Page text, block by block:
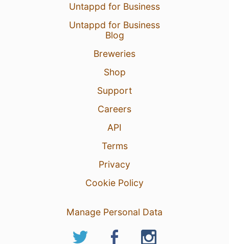
Untappd for Business
Untappd for Business
Blog
Breweries
Shop
Support
Careers
API
Terms
Privacy
Cookie Policy
Manage Personal Data